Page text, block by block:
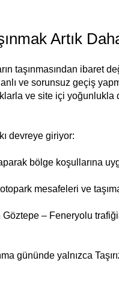
Artık
taşınmasından ibaret
ve sorunsuz geçiş
ve site içi
devreye giriyor:
bölge koşullarına
mesafeleri ve
Göztepe – Feneryolu
gününde yalnızca